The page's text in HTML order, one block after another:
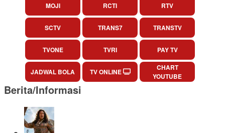
MOJI RCTI RTV
SCTV TRANS7 TRANSTV
TVONE TVRI PAY TV
JADWAL BOLA TV ONLINE
CHART
YOUTUBE
Berita/Informasi